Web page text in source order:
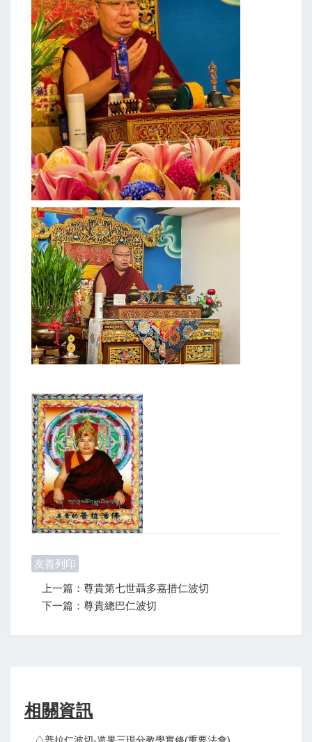
友善列印
上一篇：尊貴第七世聶多嘉措仁波切
下一篇：尊貴總巴仁波切
相關資訊